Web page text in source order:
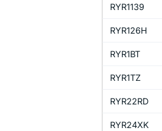
RYR1139
RYR126H
RYR1BT
RYR1TZ
RYR22RD
RYR24XK